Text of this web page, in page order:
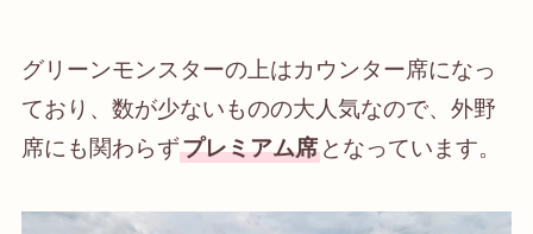
グリーンモンスターの上はカウンター席になっ
ており、数が少ないものの大人気なので、外野
席にも関わらずプレミアム席となっています。